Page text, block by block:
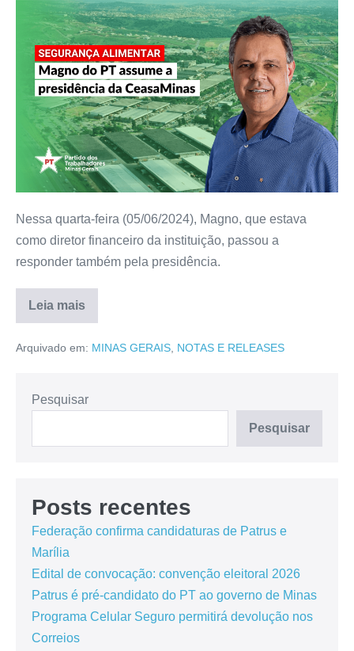
Nessa quarta-feira (05/06/2024), Magno, que estava
como diretor financeiro da instituição, passou a
responder também pela presidência.
Leia mais
Arquivado em: MINAS GERAIS NOTAS E RELEASES
Pesquisar
Pesquisar
Posts recentes
Federação confirma candidaturas de Patrus e
Marília
Edital de convocação: convenção eleitoral 2026
Patrus é pré-candidato do PT ao governo de Minas
Programa Celular Seguro permitirá devolução nos
Correios